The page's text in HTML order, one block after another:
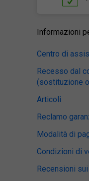
Informazioni
Centro di
Recesso dal
(sostituzione
Articoli
Reclamo
Modalità di
Condizioni di
Recensioni